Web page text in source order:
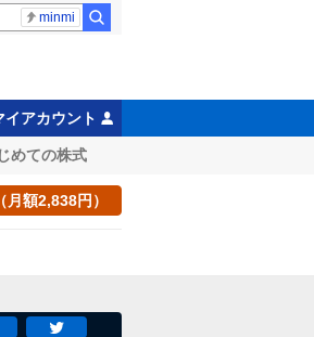
minmi
イアカウント
めての株式
額2,838円）